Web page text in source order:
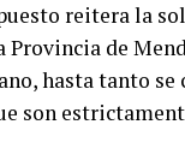
reitera la
Provincia de
hasta tanto
son